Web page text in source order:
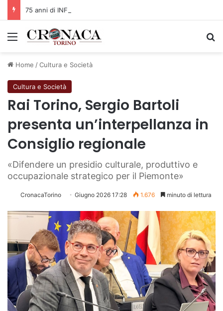
Menu
Home /Cultura e Società
Cultura e Società
Rai Torino, Sergio Bartoli
presenta un’interpellanza in
Consiglio regionale
«Difendere un presidio culturale, produttivo e
occupazionale strategico per il Piemonte»
CronacaTorino Giugno 2026 17:28 1.676 minuto di lettura